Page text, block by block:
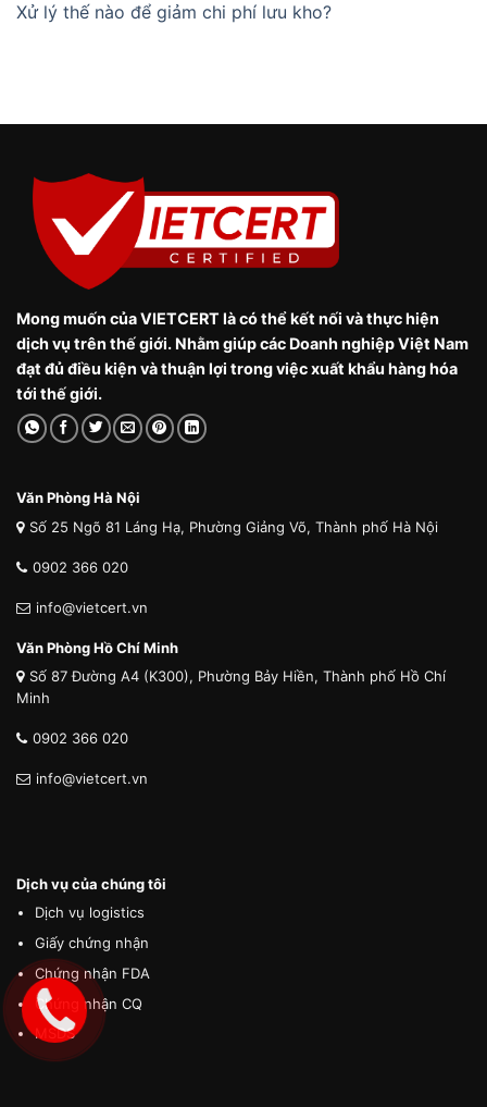
Xử lý thế nào để giảm chi phí lưu kho?
Mong muốn của VIETCERT là có thể kết nối và thực hiện
dịch vụ trên thế giới. Nhằm giúp các Doanh nghiệp Việt Nam
đạt đủ điều kiện và thuận lợi trong việc xuất khẩu hàng hóa
tới thế giới.
Văn Phòng Hà Nội
Số 25 Ngõ 81 Láng Hạ, Phường Giảng Võ, Thành phố Hà Nội
0902 366 020
info@vietcert.vn
Văn Phòng Hồ Chí Minh
Số 87 Đường A4 (K300), Phường Bảy Hiền, Thành phố Hồ Chí
Minh
0902 366 020
info@vietcert.vn
Dịch vụ của chúng tôi
Dịch vụ logistics
Giấy chứng nhận
Chứng nhận FDA
Chứng nhận CQ
MSDS